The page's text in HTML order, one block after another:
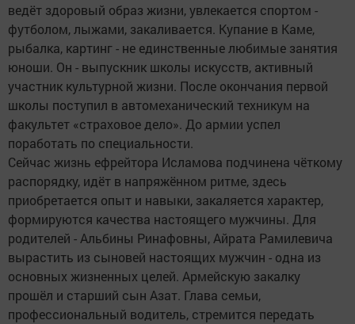
ведёт здоровый образ жизни, увлекается спортом -
футболом, лыжами, закаливается. Купание в Каме,
рыбалка, картинг - не единственные любимые занятия
юноши. Он - выпускник школы искусств, активный
участник культурной жизни. После окончания первой
школы поступил в автомеханический техникум на
факультет «страховое дело». До армии успел
поработать по специальности.
Сейчас жизнь ефрейтора Исламова подчинена чёткому
распорядку, идёт в напряжённом ритме, здесь
приобретается опыт и навыки, закаляется характер,
формируются качества настоящего мужчины. Для
родителей - Альбины Ринафовны, Айрата Рамилевича
вырастить из сыновей настоящих мужчин - одна из
основных жизненных целей. Армейскую закалку
прошёл и старший сын Азат. Глава семьи,
профессиональный водитель, стремится передать